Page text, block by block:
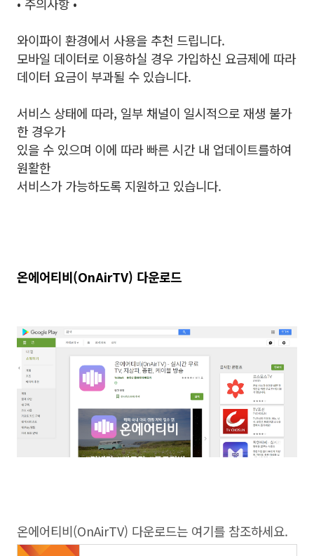
와이파이 환경에서 사용을 추천 드립니다.
모바일 데이터로 이용하실 경우 가입하신 요금제에 따라
데이터 요금이 부과될 수 있습니다.
서비스 상태에 따라, 일부 채널이 일시적으로 재생 불가
한 경우가
있을 수 있으며 이에 따라 빠른 시간 내 업데이트를하여
원활한
서비스가 가능하도록 지원하고 있습니다.
온에어티비(OnAirTV) 다운로드
온에어티비(OnAirTV) 다운로드는 여기를 참조하세요.